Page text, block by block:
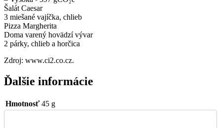
Šalát Caesar
3 miešané vajíčka, chlieb
Pizza Margherita
Doma varený hovädzí vývar
2 párky, chlieb a horčica
Zdroj: www.ci2.co.cz.
Ďalšie informácie
Hmotnosť 45 g